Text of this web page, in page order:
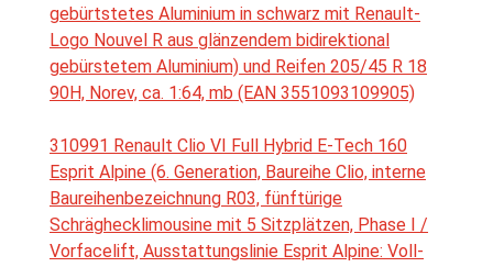
gebürtstetes Aluminium in schwarz mit Renault-
Logo Nouvel R aus glänzendem bidirektional
gebürstetem Aluminium) und Reifen 205/45 R 18
90H, Norev, ca. 1:64, mb (EAN 3551093109905)
310991 Renault Clio VI Full Hybrid E-Tech 160
Esprit Alpine (6. Generation, Baureihe Clio, interne
Baureihenbezeichnung R03, fünftürige
Schräghecklimousine mit 5 Sitzplätzen, Phase I /
Vorfacelift, Ausstattungslinie Esprit Alpine: Voll-